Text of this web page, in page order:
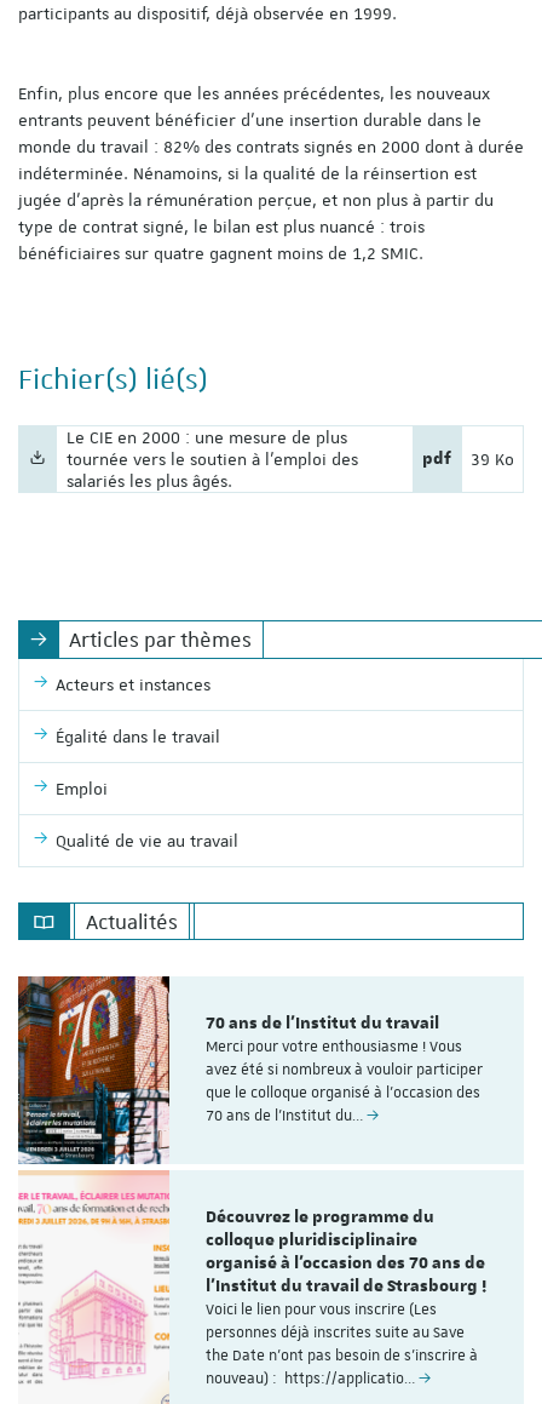
participants au dispositif, déjà observée en 1999.
Enfin, plus encore que les années précédentes, les nouveaux
entrants peuvent bénéficier d’une insertion durable dans le
monde du travail : 82% des contrats signés en 2000 dont à durée
indéterminée. Nénamoins, si la qualité de la réinsertion est
jugée d’après la rémunération perçue, et non plus à partir du
type de contrat signé, le bilan est plus nuancé : trois
bénéficiaires sur quatre gagnent moins de 1,2 SMIC.
Fichier(s) lié(s)
Nom du fichier :
Le CIE en 2000 : une mesure de plus
tournée vers le soutien à l'emploi des
salariés les plus âgés.
Extension du
pdf Poids
39 Ko
Articles par thèmes
Acteurs et instances
Égalité dans le travail
Emploi
Qualité de vie au travail
Actualités
70 ans de l'Institut du travail
Merci pour votre enthousiasme ! Vous
avez été si nombreux à vouloir participer
que le colloque organisé à l'occasion des
70 ans de l’Institut du…
Découvrez le programme du
colloque pluridisciplinaire
organisé à l'occasion des 70 ans de
l'Institut du travail de Strasbourg !
Voici le lien pour vous inscrire (Les
personnes déjà inscrites suite au Save
the Date n'ont pas besoin de s'inscrire à
nouveau) : https://applicatio…